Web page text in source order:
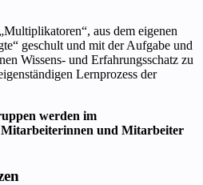
aus dem eigenen
geschult und mit der Aufgabe und
Wissens- und Erfahrungsschatz zu
Lernprozess der
werden im
und Mitarbeiter